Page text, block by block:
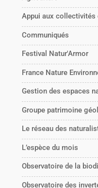
Appui aux collectivités
Communiqués
Festival Natur'Armor
France Nature
Gestion des espaces
Groupe patrimoine
Le réseau des
L’espèce du mois
Observatoire de la
Observatoire des